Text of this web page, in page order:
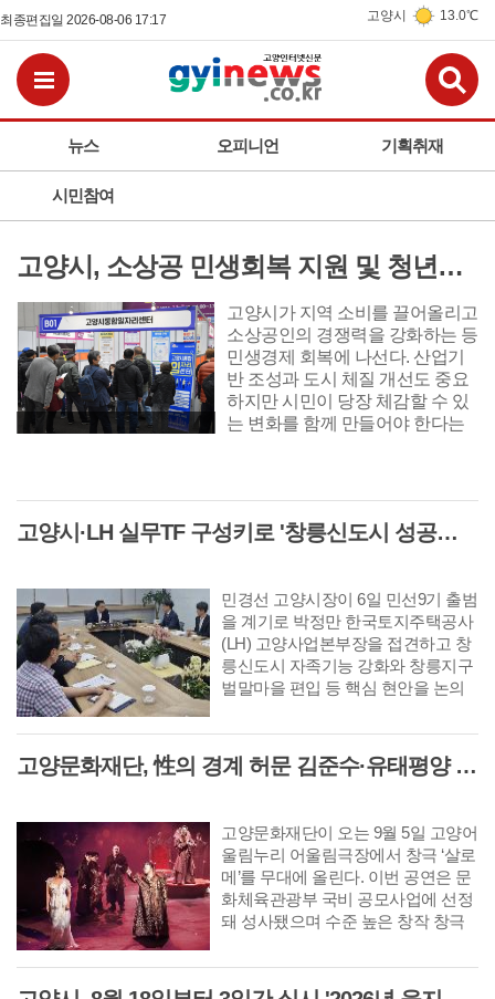
최종편집일 2026-08-06 17:17 고양시 13.0℃
뉴스 오피니언 기획취재
시민참여
고양시, 소상공 민생회복 지원 및 청년기본소득·고양페이 확대 '도비 매칭 관건'
고양시가 지역 소비를 끌어올리고
소상공인의 경쟁력을 강화하는 등
민생경제 회복에 나선다. 산업기
반 조성과 도시 체질 개선도 중요
하지만 시민이 당장 체감할 수 있
는 변화를 함께 만들어야 한다는
로 유입시키겠다는 계획이다. 이
화와 경쟁력 제고를 동시에 추진
한다.
경기도교육청이 5일 학생 중심 교
복 지원 제도 개선을 위한 ‘편한 교
복으로 교복 문화 대전환’ 정책을
학생과 학부모가 체감하는 교복
제도 개선에 본격 시동을 걸었다.
정책 주요 내용은 ▲편한 교복으
로 전환 ▲교복 자율화 공론화 ▲
교복 품질 확보 ▲학부모 교복비
다. 특히 학생·학부모·학교 현장 요
구를 반영해 교복 제도를 획기적
고양시·LH 실무TF 구성키로 '창릉신도시 성공적 조성 및 자족기능 강화 협력'
민경선 고양시장이 6일 민선9기 출범
을 계기로 박정만 한국토지주택공사
(LH) 고양사업본부장을 접견하고 창
릉신도시 자족기능 강화와 창릉지구
벌말마을 편입 등 핵심 현안을 논의
업본부장의 방문 인사를 겸해 마련됐
으며 양 기관은 핵심 사업의 신속한
추진을 위해 실무TF를 구성하고 정고양문화재단, 性의 경계 허문 김준수·유태평양 주연 남성 창극 '살로메' 공연
고양문화재단이 오는 9월 5일 고양어
울림누리 어울림극장에서 창극 ‘살로
메’를 무대에 올린다. 이번 공연은 문
화체육관광부 국비 공모사업에 선정
돼 성사됐으며 수준 높은 창작 창극
살로메는 남성을 유혹해 파멸로 이끄
는 세기의 요부(妖婦) '살로메'를 소재